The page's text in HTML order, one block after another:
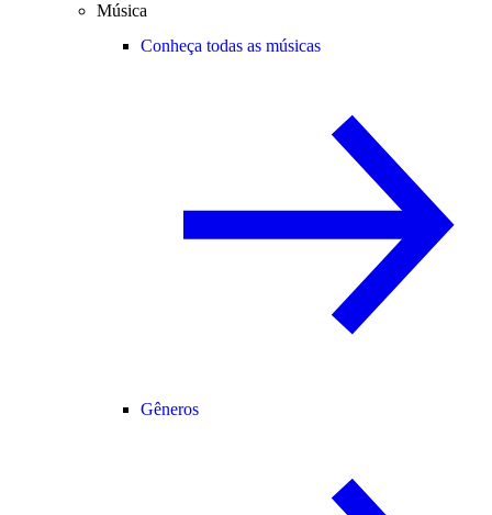
Música
Conheça todas as músicas
Gêneros